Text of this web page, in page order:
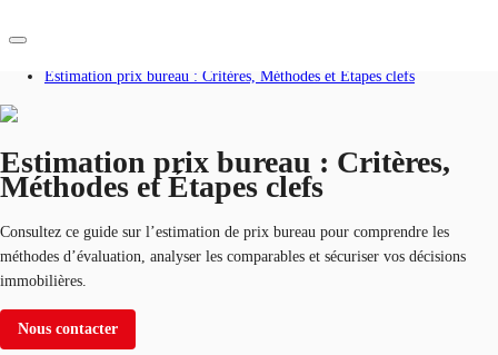
Blog
Données marchés
Pourquoi JLL?
Flex & Co-working
Nous contacter
Estimation prix bureau : Critères, Méthodes et Étapes clefs
Estimation prix bureau : Critères,
Méthodes et Étapes clefs
Consultez ce guide sur l’estimation de prix bureau pour comprendre les
méthodes d’évaluation, analyser les comparables et sécuriser vos décisions
immobilières.
Nous contacter